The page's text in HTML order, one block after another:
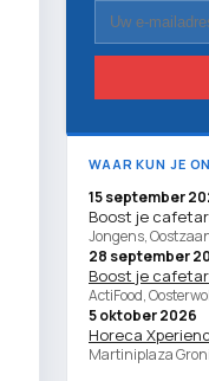
WAAR KUN JE
15 september
Boost je
Jongens,
28 september
Boost je
ActiFood,
5 oktober 2026
Horeca
Martiniplaza